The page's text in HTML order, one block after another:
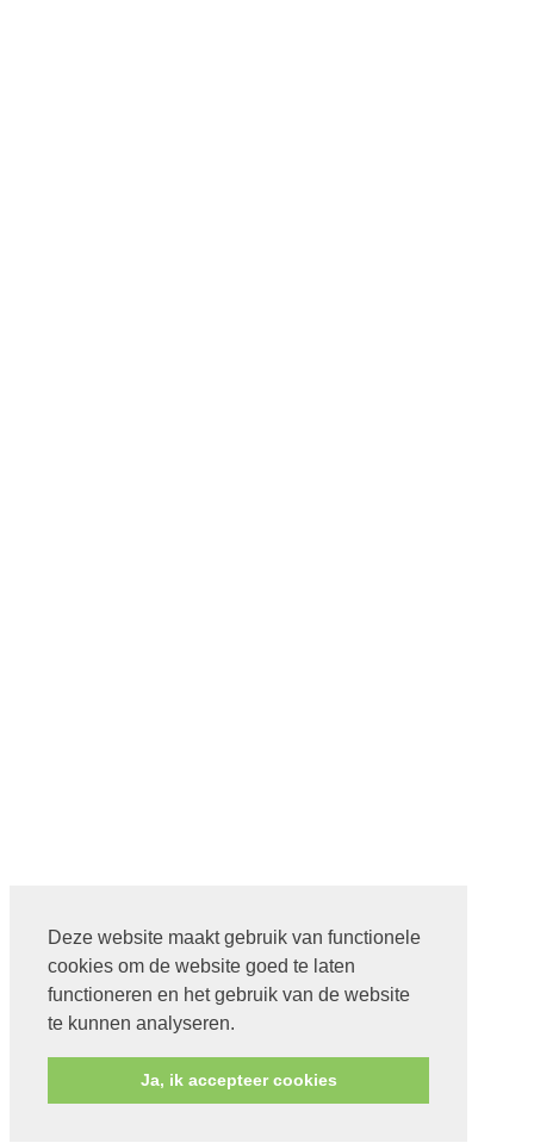
Deze website maakt gebruik van functionele
cookies om de website goed te laten
functioneren en het gebruik van de website
te kunnen analyseren.
Ja, ik accepteer cookies